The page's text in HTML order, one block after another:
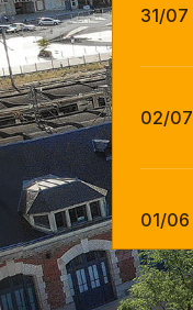
31/07
02/07
01/06